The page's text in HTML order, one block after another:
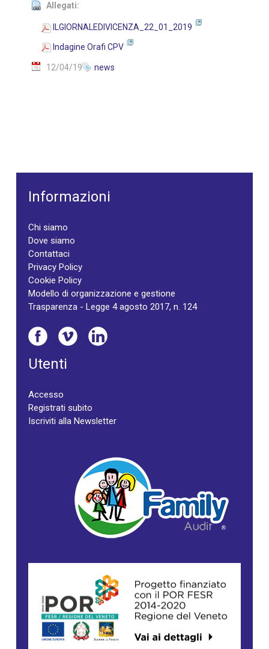
Allegati:
ILGIORNALEDIVICENZA_22_01_2019
Indagine Orafi CPV
12/04/19 news
Informazioni
Chi siamo
Dove siamo
Contattaci
Privacy Policy
Cookie Policy
Modello di organizzazione e gestione
Trasparenza - Legge 4 agosto 2017, n. 124
Utenti
Accesso
Registrati subito
Iscriviti alla Newsletter